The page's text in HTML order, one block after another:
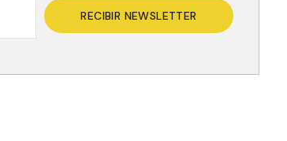
RECIBIR NEWSLETTER